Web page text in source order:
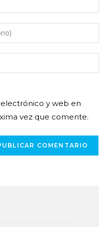
y web en
vez que comente.